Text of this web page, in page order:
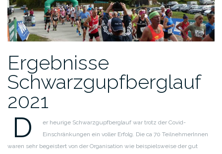
Ergebnisse
Schwarzgupfberglauf
2021
D
er heurige Schwarzgupfberglauf war trotz der Covid-
Einschränkungen ein voller Erfolg. Die ca 70 TeilnehmerInnen
waren sehr begeistert von der Organisation wie beispielsweise der gut